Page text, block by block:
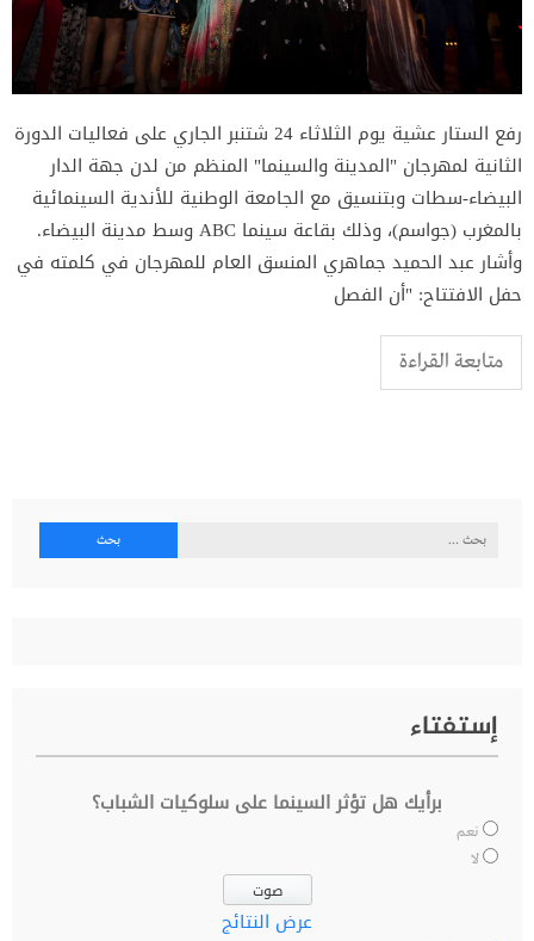
رفع الستار عشية يوم الثلاثاء 24 شتنبر الجاري على فعاليات الدورة
الثانية لمهرجان "المدينة والسينما" المنظم من لدن جهة الدار
البيضاء-سطات وبتنسيق مع الجامعة الوطنية للأندية السينمائية
بالمغرب (جواسم)، وذلك بقاعة سينما ABC وسط مدينة البيضاء.
وأشار عبد الحميد جماهري المنسق العام للمهرجان في كلمته في
حفل الافتتاح: "أن الفصل
متابعة القراءة
البحث
إستفتاء
برأيك هل تؤثر السينما على سلوكيات الشباب؟
نعم
لا
عرض النتائج